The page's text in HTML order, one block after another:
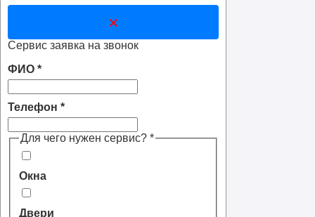
×
Сервис заявка на звонок
ФИО *
Телефон *
Для чего нужен сервис? *
Окна
Двери